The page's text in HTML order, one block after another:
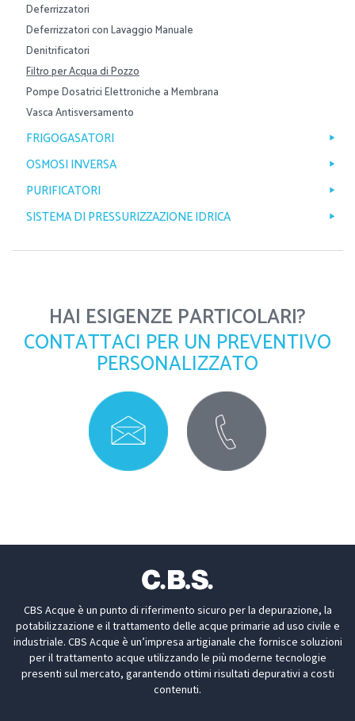
Deferrizzatori
Deferrizzatori con Lavaggio Manuale
Denitrificatori
Filtro per Acqua di Pozzo
Pompe Dosatrici Elettroniche a Membrana
Vasca Antisversamento
FRIGOGASATORI
OSMOSI INVERSA
PURIFICATORI
SISTEMA DI PRESSURIZZAZIONE IDRICA
HAI ESIGENZE PARTICOLARI?
CONTATTACI PER UN PREVENTIVO
PERSONALIZZATO
CBS Acque è un punto di riferimento sicuro per la depurazione, la
potabilizzazione e il trattamento delle acque primarie ad uso civile e
industriale. CBS Acque è un’impresa artigianale che fornisce soluzioni
per il trattamento acque utilizzando le più moderne tecnologie
presenti sul mercato, garantendo ottimi risultati depurativi a costi
contenuti.